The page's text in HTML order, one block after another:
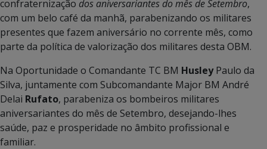
confraternização dos aniversariantes do mês de Setembro,
com um belo café da manhã, parabenizando os militares
presentes que fazem aniversário no corrente mês, como
parte da política de valorização dos militares desta OBM.
Na Oportunidade o Comandante TC BM HusleyPaulo da
Silva, juntamente com Subcomandante Major BM André
Delai Rufato, parabeniza os bombeiros militares
aniversariantes do mês de Setembro, desejando-lhes
saúde, paz e prosperidade no âmbito profissional e
familiar.